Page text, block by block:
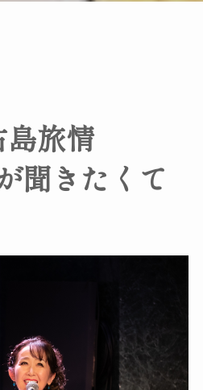
島旅情
聞きたくて